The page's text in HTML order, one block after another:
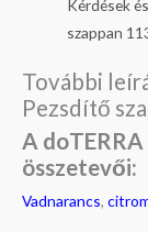
Kérdések
szappan
További
Pezsdítő
A
összetevői:
Vadnarancs,